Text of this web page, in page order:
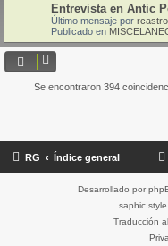
Entrevista en Antic
Último mensaje por rcastro
Publicado en
Se encontraron 394
RG Índice general
Desarrollado por
saphic
Traducción